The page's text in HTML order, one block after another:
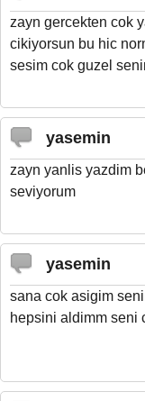
zayn gercekten cok
cikiyorsun bu hic
sesim cok guzel
yasemin
zayn yanlis yazdim
seviyorum
yasemin
sana cok asigim
hepsini aldimm seni